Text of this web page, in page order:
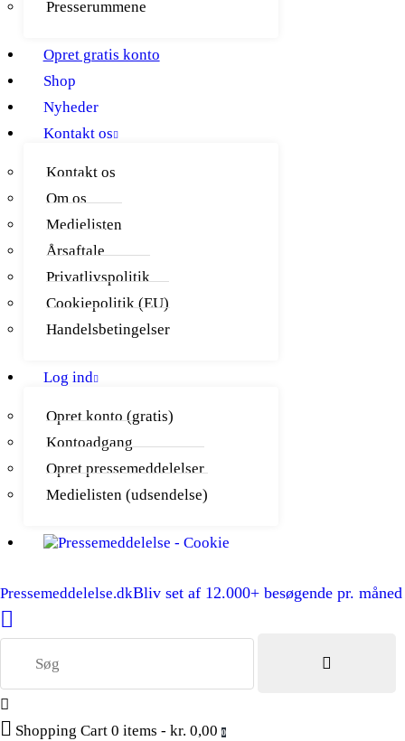
Presserummene
Opret gratis konto
Shop
Nyheder
Kontakt os
Kontakt os
Om os
Medielisten
Årsaftale
Privatlivspolitik
Cookiepolitik (EU)
Handelsbetingelser
Log ind
Opret konto (gratis)
Kontoadgang
Opret pressemeddelelser
Medielisten (udsendelse)
Pressemeddelelse.dkBliv set af 12.000+ besøgende pr. måned
Shopping Cart 0 items - kr. 0,00 0